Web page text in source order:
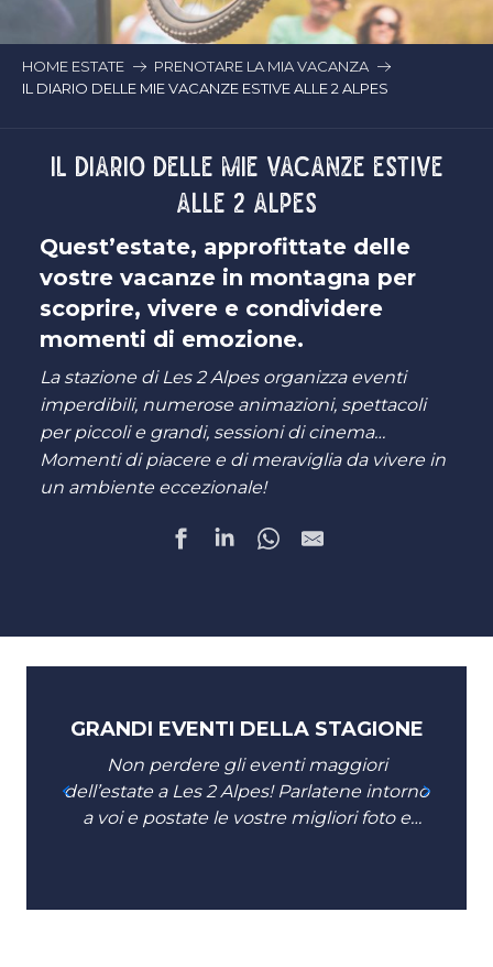
HOME ESTATE
PRENOTARE LA MIA VACANZA
IL DIARIO DELLE MIE VACANZE ESTIVE ALLE 2 ALPES
IL DIARIO DELLE MIE VACANZE ESTIVE
ALLE 2 ALPES
Quest’estate, approfittate delle
vostre vacanze in montagna per
scoprire, vivere e condividere
momenti di emozione.
La stazione di Les 2 Alpes organizza eventi
imperdibili, numerose animazioni, spettacoli
per piccoli e grandi, sessioni di cinema…
Momenti di piacere e di meraviglia da vivere in
un ambiente eccezionale!
GRANDI EVENTI DELLA STAGIONE
Non perdere gli eventi maggiori
dell’estate a Les 2 Alpes! Parlatene intorno
a voi e postate le vostre migliori foto e